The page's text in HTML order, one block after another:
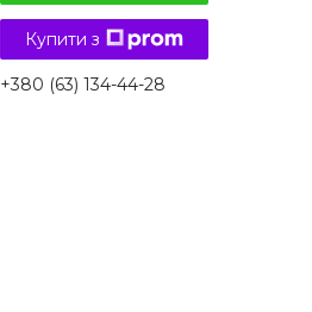
Купити з
+380 (63) 134-44-28